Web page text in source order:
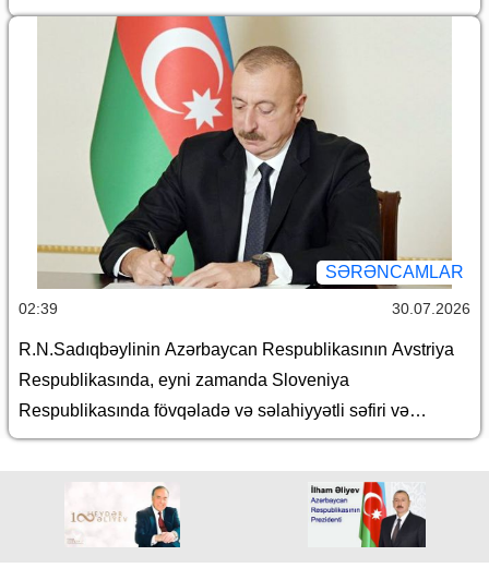
SƏRƏNCAMLAR
02:39 30.07.2026
R.N.Sadıqbəylinin Azərbaycan Respublikasının Avstriya
Respublikasında, eyni zamanda Sloveniya
Respublikasında fövqəladə və səlahiyyətli səfiri və
Azərbaycan Respublikasının BMT-nin Vyana şəhərindəki
Təşkilatı, BMT-nin Sənaye İnkişafı Təşkilatı, Nüvə Enerjisi
üzrə Beynəlxalq Agentliyi və Nüvə Sınaqlarının Tamamilə